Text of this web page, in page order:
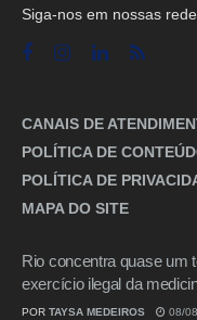
Siga-nos em nossas
CANAIS DE
POLÍTICA DE
POLÍTICA DE
MAPA DO SITE
Rio concentra quase um
exercício ilegal da
POR TAYSA MEDEIROS 08/